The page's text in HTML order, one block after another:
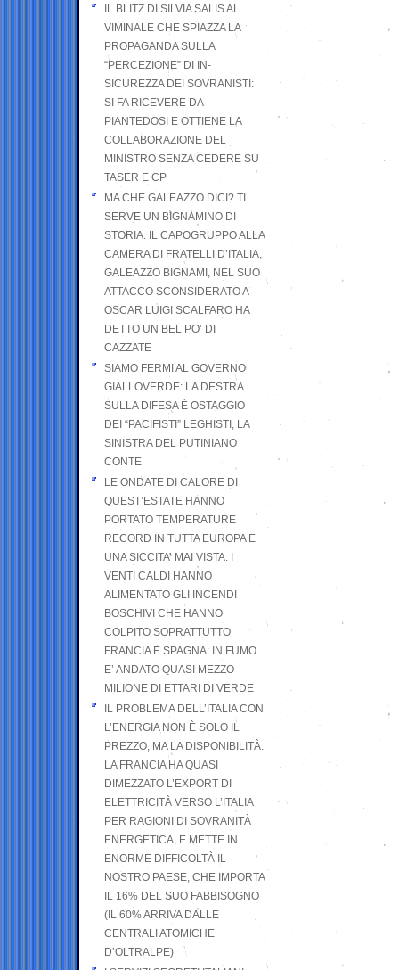
IL BLITZ DI SILVIA SALIS AL
VIMINALE CHE SPIAZZA LA
PROPAGANDA SULLA
“PERCEZIONE” DI IN-
SICUREZZA DEI SOVRANISTI:
SI FA RICEVERE DA
PIANTEDOSI E OTTIENE LA
COLLABORAZIONE DEL
MINISTRO SENZA CEDERE SU
TASER E CP
MA CHE GALEAZZO DICI? TI
SERVE UN BIGNAMINO DI
STORIA. IL CAPOGRUPPO ALLA
CAMERA DI FRATELLI D’ITALIA,
GALEAZZO BIGNAMI, NEL SUO
ATTACCO SCONSIDERATO A
OSCAR LUIGI SCALFARO HA
DETTO UN BEL PO’ DI
CAZZATE
SIAMO FERMI AL GOVERNO
GIALLOVERDE: LA DESTRA
SULLA DIFESA È OSTAGGIO
DEI “PACIFISTI” LEGHISTI, LA
SINISTRA DEL PUTINIANO
CONTE
LE ONDATE DI CALORE DI
QUEST’ESTATE HANNO
PORTATO TEMPERATURE
RECORD IN TUTTA EUROPA E
UNA SICCITA’ MAI VISTA. I
VENTI CALDI HANNO
ALIMENTATO GLI INCENDI
BOSCHIVI CHE HANNO
COLPITO SOPRATTUTTO
FRANCIA E SPAGNA: IN FUMO
E’ ANDATO QUASI MEZZO
MILIONE DI ETTARI DI VERDE
IL PROBLEMA DELL’ITALIA CON
L’ENERGIA NON È SOLO IL
PREZZO, MA LA DISPONIBILITÀ.
LA FRANCIA HA QUASI
DIMEZZATO L’EXPORT DI
ELETTRICITÀ VERSO L’ITALIA
PER RAGIONI DI SOVRANITÀ
ENERGETICA, E METTE IN
ENORME DIFFICOLTÀ IL
NOSTRO PAESE, CHE IMPORTA
IL 16% DEL SUO FABBISOGNO
(IL 60% ARRIVA DALLE
CENTRALI ATOMICHE
D’OLTRALPE)